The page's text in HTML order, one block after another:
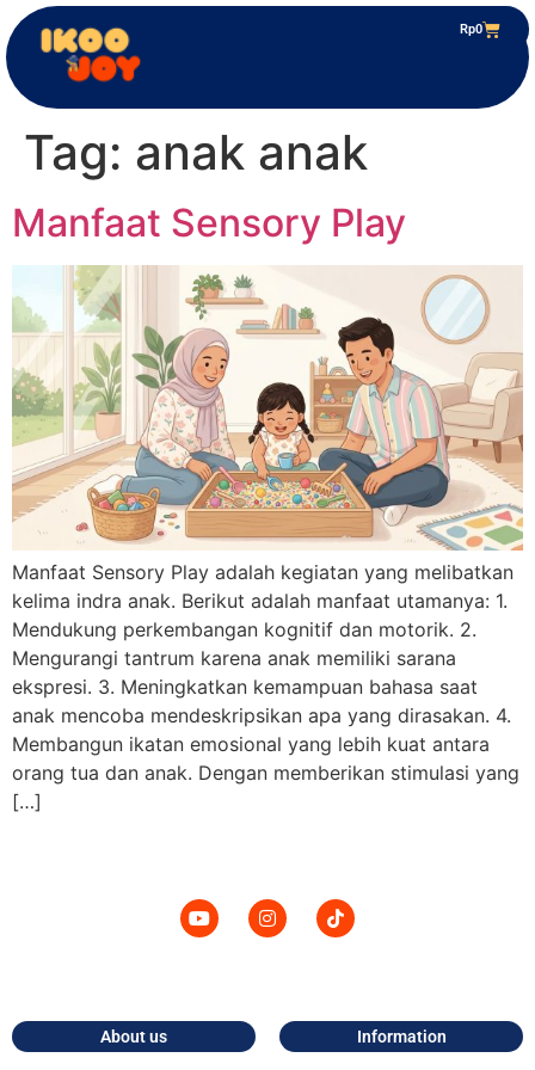
Rp0
Tag: anak anak
Manfaat Sensory Play
Manfaat Sensory Play adalah kegiatan yang melibatkan
kelima indra anak. Berikut adalah manfaat utamanya: 1.
Mendukung perkembangan kognitif dan motorik. 2.
Mengurangi tantrum karena anak memiliki sarana
ekspresi. 3. Meningkatkan kemampuan bahasa saat
anak mencoba mendeskripsikan apa yang dirasakan. 4.
Membangun ikatan emosional yang lebih kuat antara
orang tua dan anak. Dengan memberikan stimulasi yang
[…]
About us Information